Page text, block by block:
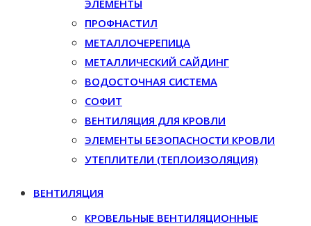
ЭЛЕМЕНТЫ
ПРОФНАСТИЛ
МЕТАЛЛОЧЕРЕПИЦА
МЕТАЛЛИЧЕСКИЙ САЙДИНГ
ВОДОСТОЧНАЯ СИСТЕМА
СОФИТ
ВЕНТИЛЯЦИЯ ДЛЯ КРОВЛИ
ЭЛЕМЕНТЫ БЕЗОПАСНОСТИ КРОВЛИ
УТЕПЛИТЕЛИ (ТЕПЛОИЗОЛЯЦИЯ)
ВЕНТИЛЯЦИЯ
КРОВЕЛЬНЫЕ ВЕНТИЛЯЦИОННЫЕ